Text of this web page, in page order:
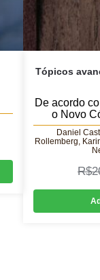
Tópicos
De acordo
o Novo
Daniel
Rollemberg,
R$